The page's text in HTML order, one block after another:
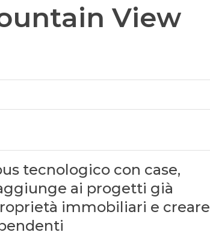
View
tecnologico con case,
ai progetti già
immobiliari e creare